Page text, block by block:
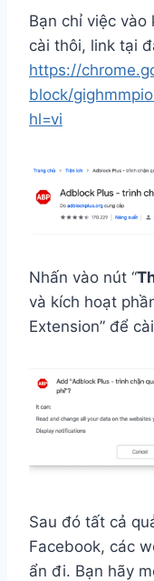
Bạn chỉ việc vào
cài thôi, link tại
https://
block/
hl=vi
Nhấn vào nút “
và kích hoạt
Extension” để
Sau đó tất cả
Facebook, các
ẩn đi. Bạn hãy